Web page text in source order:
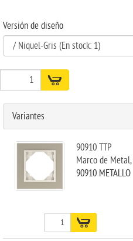
Versión de diseño
Variantes
90910 TTP
Marco de
90910 METALLO